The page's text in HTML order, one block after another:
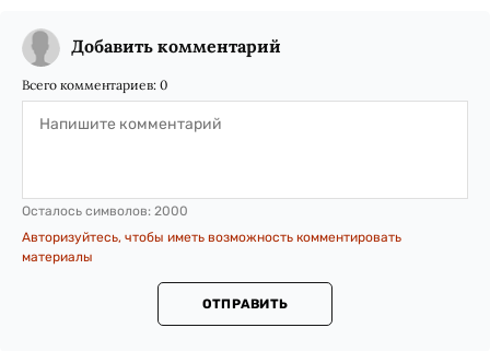
Добавить комментарий
Всего комментариев: 0
Осталось символов: 2000
Авторизуйтесь, чтобы иметь возможность комментировать
материалы
ОТПРАВИТЬ